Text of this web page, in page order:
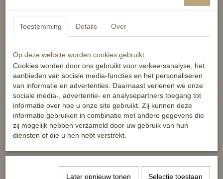
Specificaties
Productcode 8719075732175-1
Reacties
Toestemming Details Over
Op deze website worden cookies gebruikt
Cookies worden door ons gebruikt voor verkeersanalyse, het
aanbieden van sociale media-functies en het personaliseren
van informatie en advertenties. Daarnaast verlenen we onze
sociale media-, advertentie- en analysepartners toegang tot
informatie over hoe u onze site gebruikt. Zij kunnen deze
informatie gebruiken in combinatie met andere gegevens die
zij mogelijk hebben verzameld door uw gebruik van hun
diensten of die u hen hebt verstrekt.
Later opnieuw tonen Selectie toestaan